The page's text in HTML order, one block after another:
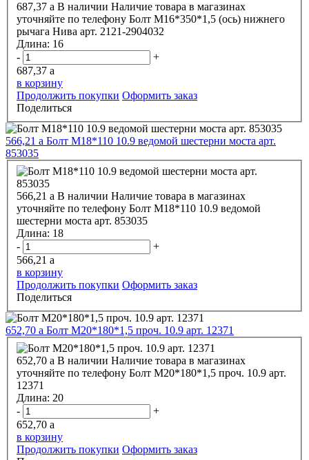
687,37 a В наличии Наличие товара в магазинах
уточняйте по телефону Болт М16*350*1,5 (ось) нижнего
рычага Нива арт. 2121-2904032
Длина: 16
-
+
687,37 a
в корзину
Продолжить покупки Оформить заказ
Поделиться
566,21 a Болт М18*110 10.9 ведомой шестерни моста арт.
853035
566,21 a В наличии Наличие товара в магазинах
уточняйте по телефону Болт М18*110 10.9 ведомой
шестерни моста арт. 853035
Длина: 18
-
+
566,21 a
в корзину
Продолжить покупки Оформить заказ
Поделиться
652,70 a Болт М20*180*1,5 проч. 10.9 арт. 12371
652,70 a В наличии Наличие товара в магазинах
уточняйте по телефону Болт М20*180*1,5 проч. 10.9 арт.
12371
Длина: 20
-
+
652,70 a
в корзину
Продолжить покупки Оформить заказ